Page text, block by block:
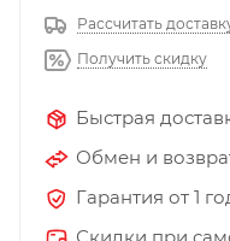
Рассчитать
Получить скидку
Быстрая
Обмен и
Гарантия от 1
Скидки при